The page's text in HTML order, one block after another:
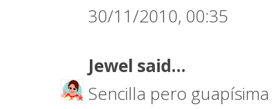
30/11/2010, 00:35
Jewel said...
Sencilla pero guapísima